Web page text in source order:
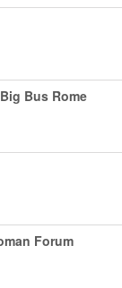
Bus Rome
Forum